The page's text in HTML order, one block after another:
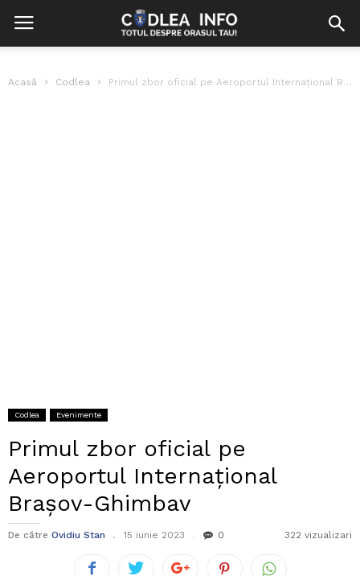
Acasă Codlea Primul zbor oficial pe Aeroportul Internațional Brașov-Ghimbav
Codlea Evenimente
Primul zbor oficial pe
Aeroportul Internațional
Brașov-Ghimbav
De către Ovidiu Stan 15 iunie 2023 0 322 vizualizari